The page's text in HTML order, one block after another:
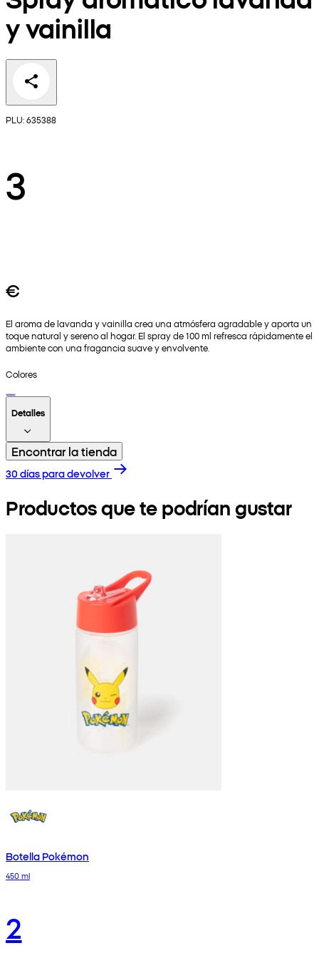
y vainilla
PLU: 635388
3
€
El aroma de lavanda y vainilla crea una atmósfera agradable y aporta un
toque natural y sereno al hogar. El spray de 100 ml refresca rápidamente el
ambiente con una fragancia suave y envolvente.
Colores
Detalles
Encontrar la tienda
30 días para devolver
Productos que te podrían gustar
Botella Pokémon
450 ml
2